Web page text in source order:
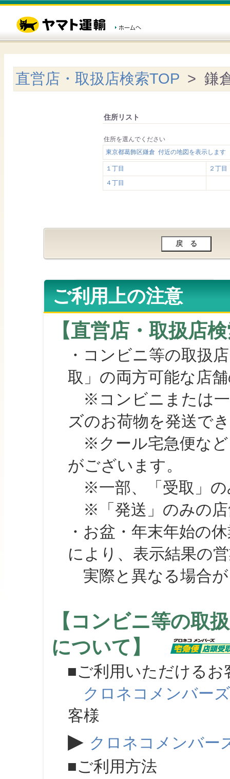
直営店・取扱店検索TOP > 鎌
住所リスト
住所を選んでください
東京都葛飾区鎌倉 付近の地図を表示します
１丁目
２丁目
４丁目
ご利用上の注意
【直営店・取扱店
・コンビニ等の取扱
取」の両方可能な店
※コンビニまたは一
ズのお荷物を発送で
※クール宅急便など
がございます。
※一部、「受取」の
※「発送」のみの店
・お盆・年末年始の
により、表示結果の
実際と異なる場合が
【コンビニ等の取
について】
■ご利用いただけるお
クロネコメンバーズ
客様
▶ クロネコメンバー
■ご利用方法